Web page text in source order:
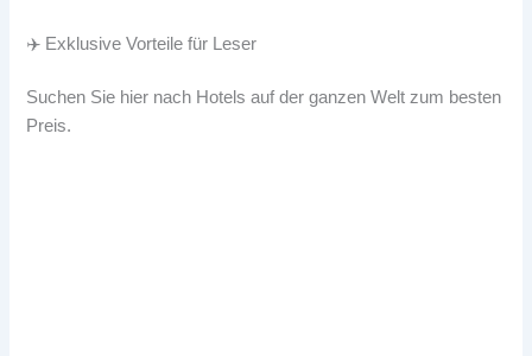
✈️ Exklusive Vorteile für Leser
Suchen Sie hier nach Hotels auf der ganzen Welt zum besten
Preis.